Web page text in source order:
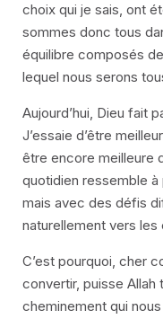
choix qui je sais, ont
sommes donc tous
équilibre composés
lequel nous serons
Aujourd’hui, Dieu fait
J’essaie d’être
être encore meilleure
quotidien ressemble
mais avec des défis
naturellement vers les
C’est pourquoi, cher
convertir, puisse Allah
cheminement qui